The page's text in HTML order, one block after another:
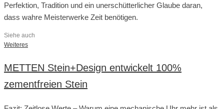
Perfektion, Tradition und ein unerschütterlicher Glaube daran,
dass wahre Meisterwerke Zeit benötigen.
Siehe auch
Weiteres
METTEN Stein+Design entwickelt 100%
zementfreien Stein